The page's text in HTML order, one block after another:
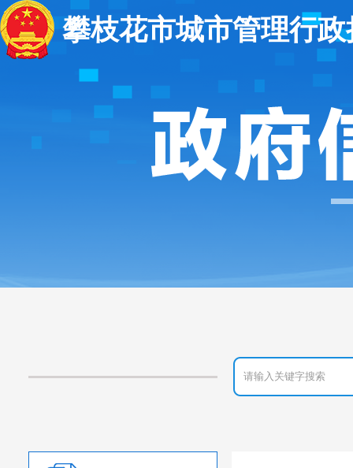
攀枝花市城市管理行